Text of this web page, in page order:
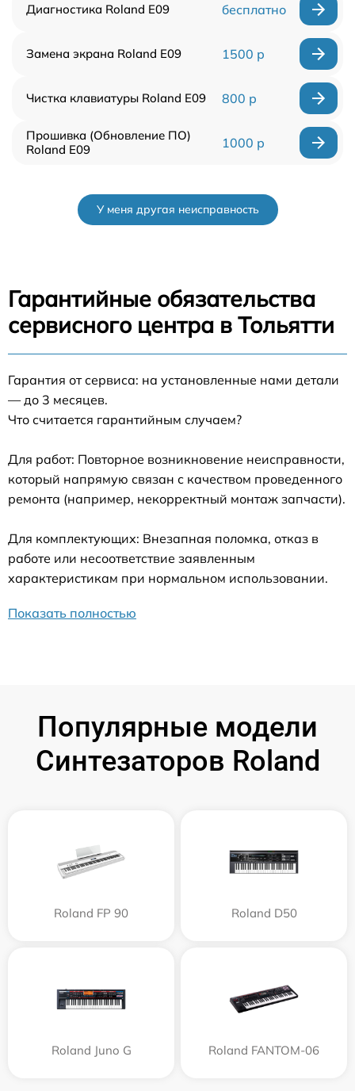
Диагностика Roland E09 бесплатно
Замена экрана Roland E09 1500 р
Чистка клавиатуры Roland E09 800 р
Прошивка (Обновление ПО)
Roland E09
1000 р
У меня другая неисправность
Гарантийные обязательства
сервисного центра в Тольятти
Гарантия от сервиса: на установленные нами детали
— до 3 месяцев.
Что считается гарантийным случаем?
Для работ: Повторное возникновение неисправности,
который напрямую связан с качеством проведенного
ремонта (например, некорректный монтаж запчасти).
Для комплектующих: Внезапная поломка, отказ в
работе или несоответствие заявленным
характеристикам при нормальном использовании.
Показать полностью
Популярные модели
Синтезаторов Roland
Roland FP 90 Roland D50
Roland Juno G Roland FANTOM-06